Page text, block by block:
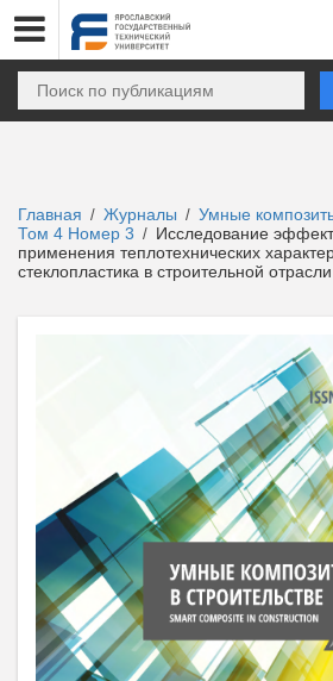
Главная / Журналы / Умные
Том 4 Номер 3 / Исследование
применения теплотехнических
стеклопластика в строительной отрасли